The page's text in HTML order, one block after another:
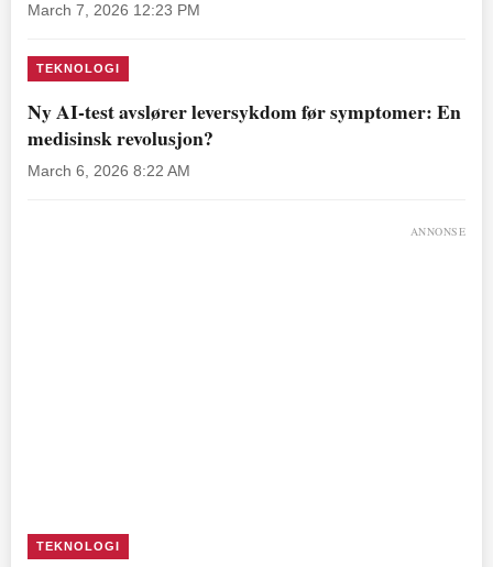
March 7, 2026 12:23 PM
TEKNOLOGI
Ny AI-test avslører leversykdom før symptomer: En
medisinsk revolusjon?
March 6, 2026 8:22 AM
ANNONSE
TEKNOLOGI